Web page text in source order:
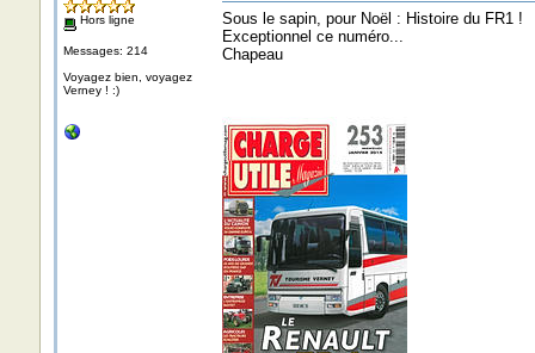
Hors ligne
Messages: 214
Voyagez bien, voyagez
Verney ! :)
Sous le sapin, pour Noël : Histoire du FR1 !
Exceptionnel ce numéro...
Chapeau